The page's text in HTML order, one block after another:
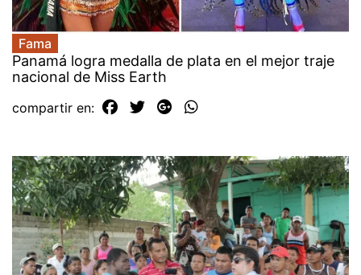
Fama
Panamá logra medalla de plata en el mejor traje
nacional de Miss Earth
compartir en: